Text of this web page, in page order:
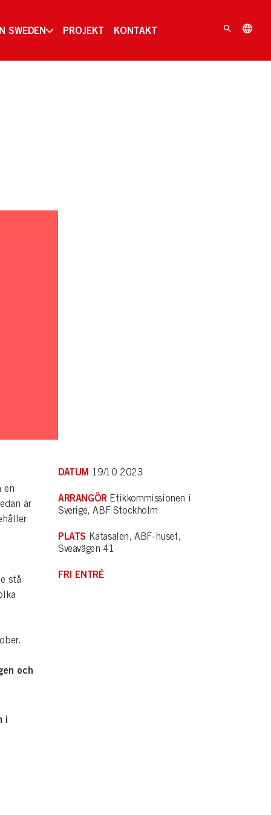
SWEDEN PROJEKT KONTAKT
en
är
stå
och
i
DATUM 19/10 2023
ARRANGÖR Etikkommissionen i
Sverige, ABF Stockholm
PLATS Katasalen, ABF-huset,
Sveavägen 41
FRI ENTRÉ